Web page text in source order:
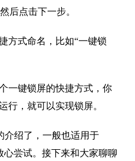
后点击下一步。
方式命名，比如“一键锁
一键锁屏的快捷方式，你
行，就可以实现锁屏。
介绍了，一般也适用于
心尝试。接下来和大家聊聊